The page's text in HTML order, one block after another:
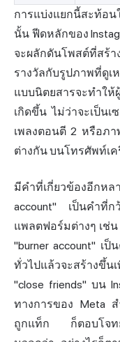
การแบ่งแยกนี้สะท้อน
นั้น ฟีดหลักของ
จะผลักดันโพสต์ที่สร้
รางวัลกับรูปภาพที่ดู
แบบนิตยสารจะทำใ
เกิดขึ้น ไม่ว่าจะเป็น
เพลงตอนตี 2 หรือภ
ต่างกัน บนโทรศัพท์เค
มีคำที่เกี่ยวข้องอีก
account" เป็นคำที่ก
แพลตฟอร์มต่างๆ เช่น
"burner account" เ
ทั่วไปแล้วจะสร้างขึ้น
"close friends" บน
ทางการของ Meta
ถูกแท็ก ก็ตอบโจทย์